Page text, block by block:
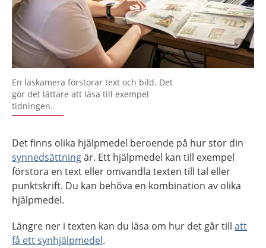
En läskamera förstorar text och bild. Det
gör det lättare att läsa till exempel
tidningen.
Det finns olika hjälpmedel beroende på hur stor din
synnedsättningär. Ett hjälpmedel kan till exempel
förstora en text eller omvandla texten till tal eller
punktskrift. Du kan behöva en kombination av olika
hjälpmedel.
Längre ner i texten kan du läsa om hur det går till att
få ett synhjälpmedel.